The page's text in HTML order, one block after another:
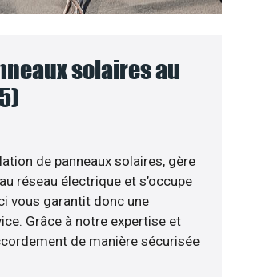
solaires au
de panneaux solaires, gère
réseau électrique et s’occupe
vous garantit donc une
Grâce à notre expertise et
de manière sécurisée